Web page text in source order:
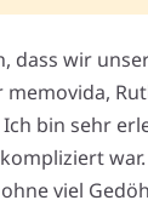
dass wir
bin sehr
war.
viel